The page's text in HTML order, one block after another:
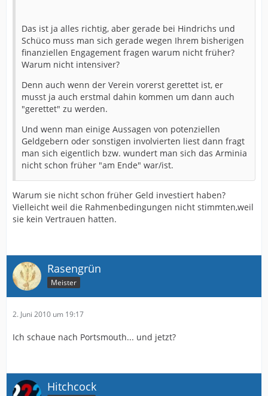
Das ist ja alles richtig, aber gerade bei Hindrichs und
Schüco muss man sich gerade wegen Ihrem bisherigen
finanziellen Engagement fragen warum nicht früher?
Warum nicht intensiver?
Denn auch wenn der Verein vorerst gerettet ist, er
musst ja auch erstmal dahin kommen um dann auch
"gerettet" zu werden.
Und wenn man einige Aussagen von potenziellen
Geldgebern oder sonstigen involvierten liest dann fragt
man sich eigentlich bzw. wundert man sich das Arminia
nicht schon früher "am Ende" war/ist.
Warum sie nicht schon früher Geld investiert haben?
Vielleicht weil die Rahmenbedingungen nicht stimmten,weil
sie kein Vertrauen hatten.
Rasengrün
Meister
2. Juni 2010 um 19:17
Ich schaue nach Portsmouth... und jetzt?
Hitchcock